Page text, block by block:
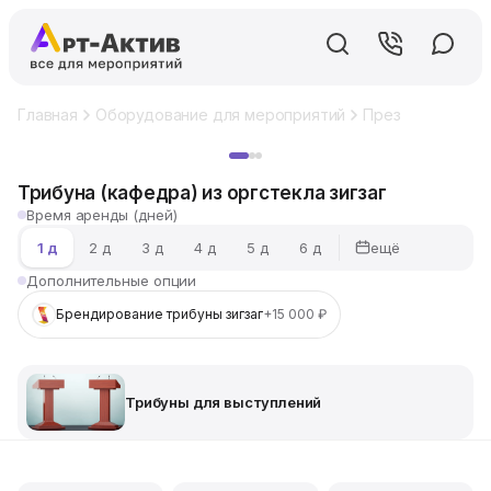
Главная Оборудование для мероприятий
Трибуна (кафедра) из оргстекла зигзаг
Время аренды (дней)
1 д
2 д 3 д 4 д 5 д 6 д
ещё
Дополнительные опции
Брендирование трибуны зигзаг+15 000 ₽
Трибуны для выступлений